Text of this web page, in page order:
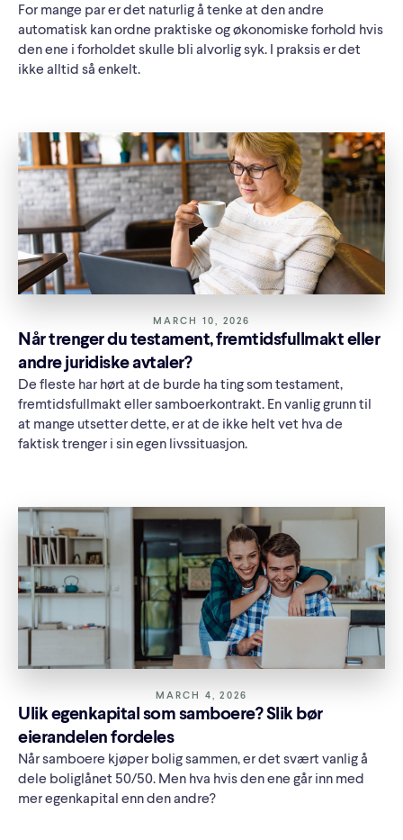
For mange par er det naturlig å tenke at den andre
automatisk kan ordne praktiske og økonomiske forhold hvis
den ene i forholdet skulle bli alvorlig syk. I praksis er det
ikke alltid så enkelt.
MARCH 10, 2026
Når trenger du testament, fremtidsfullmakt eller
andre juridiske avtaler?
De fleste har hørt at de burde ha ting som testament,
fremtidsfullmakt eller samboerkontrakt. En vanlig grunn til
at mange utsetter dette, er at de ikke helt vet hva de
faktisk trenger i sin egen livssituasjon.
MARCH 4, 2026
Ulik egenkapital som samboere? Slik bør
eierandelen fordeles
Når samboere kjøper bolig sammen, er det svært vanlig å
dele boliglånet 50/50. Men hva hvis den ene går inn med
mer egenkapital enn den andre?